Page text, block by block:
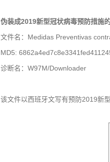
伪装成2019新型冠状病毒预防措施
文件名： Medidas Preventivas
MD5:
诊断名： W97M/Downloader
该文件以西班牙文写有预防2019新